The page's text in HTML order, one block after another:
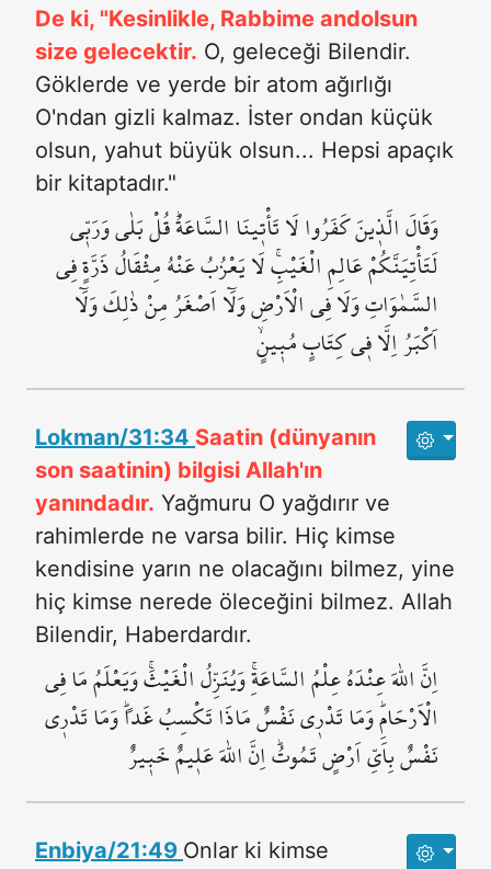
De ki, "Kesinlikle, Rabbime andolsun
size gelecektir. O, geleceği Bilendir.
Göklerde ve yerde bir atom ağırlığı
O'ndan gizli kalmaz. İster ondan küçük
olsun, yahut büyük olsun... Hepsi apaçık
bir kitaptadır."
وَقَالَ الَّذ۪ينَ كَفَرُوا لَا تَأْت۪ينَا السَّاعَةُۜ قُلْ بَلٰى وَرَبّ۪ي
لَتَأْتِيَنَّكُمْ عَالِمِ الْغَيْبِۚ لَا يَعْزُبُ عَنْهُ مِثْقَالُ ذَرَّةٍ فِي
السَّمٰوَاتِ وَلَا فِي الْاَرْضِ وَلَٓا اَصْغَرُ مِنْ ذٰلِكَ وَلَٓا
اَكْبَرُ اِلَّا ف۪ي كِتَابٍ مُب۪ينٍۙ
Lokman/31:34 Saatin (dünyanın
son saatinin) bilgisi Allah'ın
yanındadır. Yağmuru O yağdırır ve
rahimlerde ne varsa bilir. Hiç kimse
kendisine yarın ne olacağını bilmez, yine
hiç kimse nerede öleceğini bilmez. Allah
Bilendir, Haberdardır.
اِنَّ اللّٰهَ عِنْدَهُ عِلْمُ السَّاعَةِۚ وَيُنَزِّلُ الْغَيْثَۚ وَيَعْلَمُ مَا فِي
الْاَرْحَامِۜ وَمَا تَدْر۪ي نَفْسٌ مَاذَا تَكْسِبُ غَداًۜ وَمَا تَدْر۪ي
نَفْسٌ بِاَيِّ اَرْضٍ تَمُوتُۜ اِنَّ اللّٰهَ عَل۪يمٌ خَب۪يرٌ
Enbiya/21:49 Onlar ki kimse